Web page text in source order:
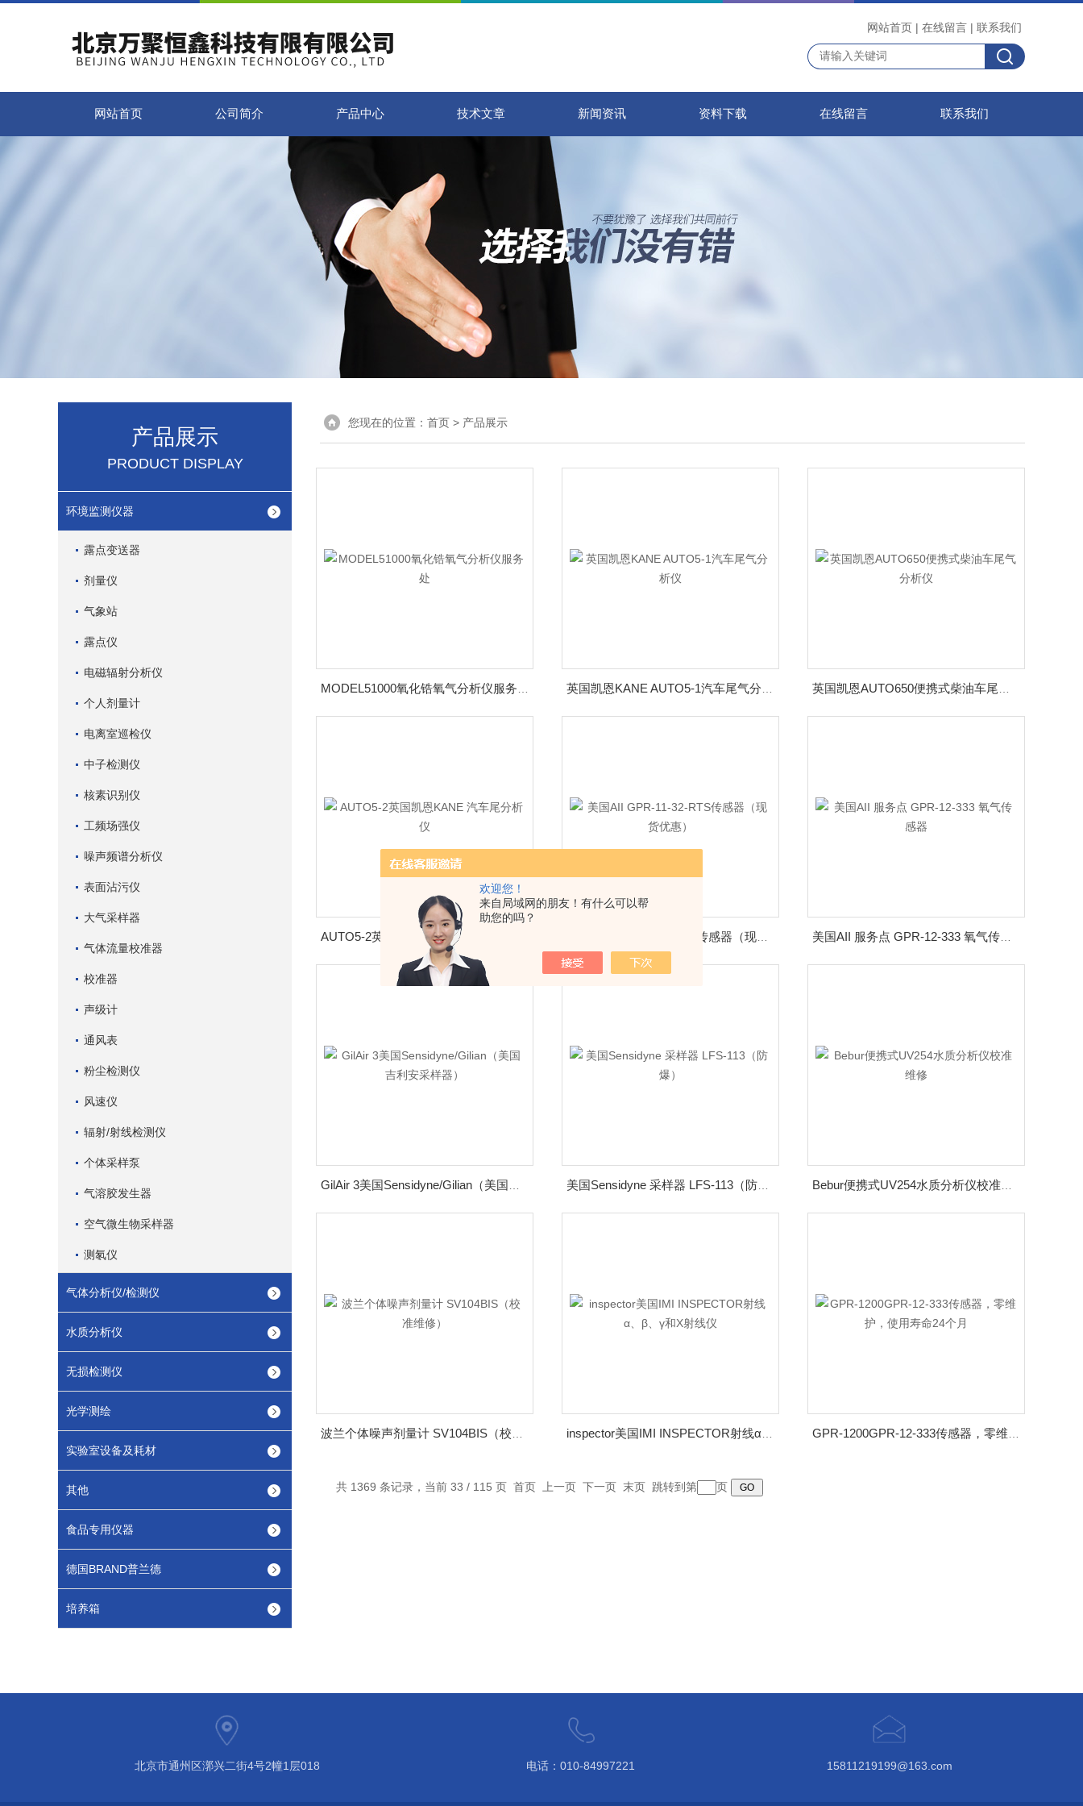
欢迎您！
来自局域网的朋友！有什么可以帮
助您的吗？
网站首页 | 在线留言 | 联系我们
网站首页 公司简介 产品中心 技术文章 新闻资讯 资料下载 在线留言 联系我们
产品展示
PRODUCT DISPLAY
环境监测仪器
露点变送器
剂量仪
气象站
露点仪
电磁辐射分析仪
个人剂量计
电离室巡检仪
中子检测仪
核素识别仪
工频场强仪
噪声频谱分析仪
表面沾污仪
大气采样器
气体流量校准器
校准器
声级计
通风表
粉尘检测仪
风速仪
辐射/射线检测仪
个体采样泵
气溶胶发生器
空气微生物采样器
测氡仪
气体分析仪/检测仪
水质分析仪
无损检测仪
光学测绘
实验室设备及耗材
其他
食品专用仪器
德国BRAND普兰德
培养箱
您现在的位置： 首页 > 产品展示
AUTO5-2英国凯恩KANE 汽车尾分析仪
共 1369 条记录，当前 33 / 115 页 首页 上一页 下一页 末页 跳转到第 页
北京市通州区漷兴二街4号2幢1层018 电话：010-84997221 15811219199@163.com